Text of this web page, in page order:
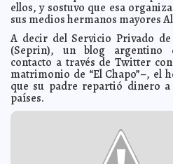
López Madera
2014-03-20 15:17:25 Podría cancelarse
ha confirmado asistencia a la ALDF
2014-03-20 13:50:47 Preguntas y respuestas
Briceño Sánchez
2014-03-20 13:47:25 Erradicada la
Claudia Sofía Gómez Infante
2014-03-20 13:42:42
Publica su suicidio en
ellos, y sostuvo que esa
sus medios hermanos mayores
A decir del Servicio Privado
(Seprin), un blog argentino
contacto a través de Twitter
matrimonio de “El Chapo”–, el
que su padre repartió dinero
países.